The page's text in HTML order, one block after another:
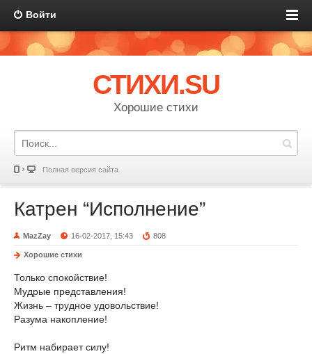
Войти
СТИХИ.SU
Хорошие стихи
Полная версия сайта
Катрен “Исполнение”
MazZay 16-02-2017, 15:43 808
Хорошие стихи
Только спокойствие!
Мудрые представления!
Жизнь – трудное удовольствие!
Разума накопление!
Ритм набирает силу!